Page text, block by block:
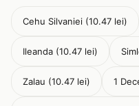
Cehu Silvaniei (10.47 lei)
Ileanda (10.47 lei)
Zalau (10.47 lei) 1